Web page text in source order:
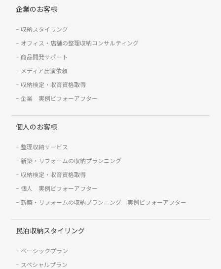
企業のお客様
収納スタイリング
オフィス・店舗の整理収納コンサルティング
商品開発サポート
メディア出演依頼
収納検定・収育資格取得
企業 実例ビフォーアフター
個人のお客様
整理収納サービス
新築・リフォームの収納プランニング
収納検定・収育資格取得
個人 実例ビフォーアフター
新築・リフォームの収納プランニング 実例ビフォーアフター
民泊収納スタイリング
ベーシックプラン
スペシャルプラン